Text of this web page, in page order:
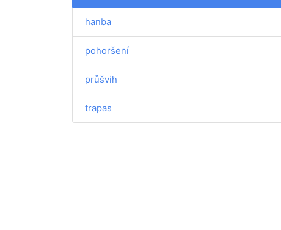
hanba
pohoršení
průšvih
trapas